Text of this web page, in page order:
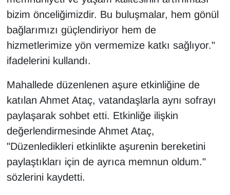
bizim önceliğimizdir. Bu buluşmalar, hem gönül
bağlarımızı güçlendiriyor hem de
hizmetlerimize yön vermemize katkı sağlıyor."
ifadelerini kullandı.
Mahallede düzenlenen aşure etkinliğine de
katılan Ahmet Ataç, vatandaşlarla aynı sofrayı
paylaşarak sohbet etti. Etkinliğe ilişkin
değerlendirmesinde Ahmet Ataç,
"Düzenledikleri etkinlikte aşurenin bereketini
paylaştıkları için de ayrıca memnun oldum."
sözlerini kaydetti.